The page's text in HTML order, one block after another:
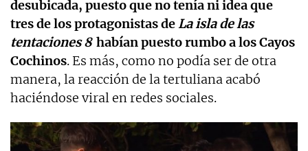
desubicada, puesto que no tenía ni idea que
tres de los protagonistas deLa isla de las
tentaciones 8 habían puesto rumbo a los Cayos
Cochinos. Es más, como no podía ser de otra
manera, la reacción de la tertuliana acabó
haciéndose viral en redes sociales.